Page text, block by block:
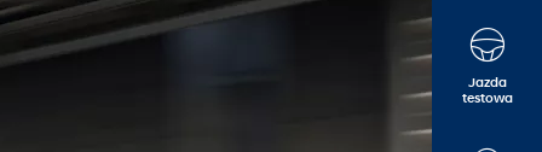
Finansowanie dla klientów
Kontrakty serwisowe
O nas
Jazda
testowa